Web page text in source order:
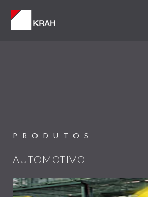
PRODUTOS
AUTOMOTIVO